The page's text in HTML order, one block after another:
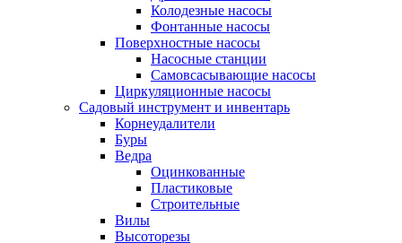
Колодезные насосы
Фонтанные насосы
Поверхностные насосы
Насосные станции
Самовсасывающие насосы
Циркуляционные насосы
Садовый инструмент и инвентарь
Корнеудалители
Буры
Ведра
Оцинкованные
Пластиковые
Строительные
Вилы
Высоторезы